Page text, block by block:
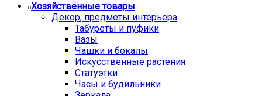
Хозяйственные товары
Декор, предметы интерьера
Табуреты и пуфики
Вазы
Чашки и бокалы
Искусственные растения
Статуэтки
Часы и будильники